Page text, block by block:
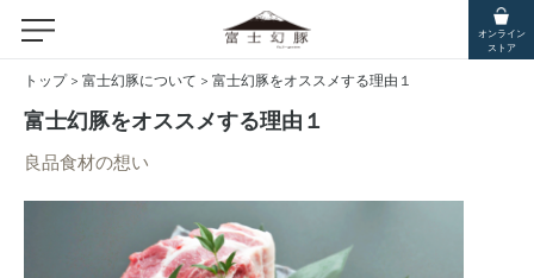
オンライン
ストア
トップ> 富士幻豚について > 富士幻豚をオススメする理由１
富士幻豚をオススメする理由１
良品食材の想い